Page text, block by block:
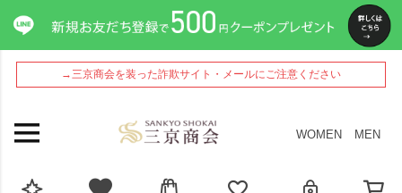
→三京商会を装った詐欺サイト・メールにご注意ください
WOMEN MEN